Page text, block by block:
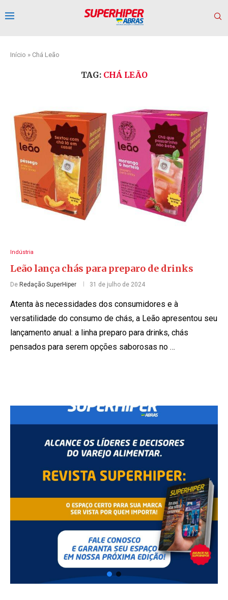
Início » Chá Leão
TAG: CHÁ LEÃO
Indústria
Leão lança chás para preparo de drinks
De Redação SuperHiper 31 de julho de 2024
Atenta às necessidades dos consumidores e à
versatilidade do consumo de chás, a Leão apresentou seu
lançamento anual: a linha preparo para drinks, chás
pensados para serem opções saborosas no …